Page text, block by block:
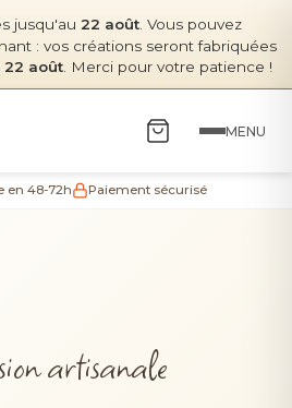
jusqu'au 22 août . Vous pouvez
: vos créations seront fabriquées
22 août . Merci pour votre patience !
MENU
en 48-72h Paiement sécurisé
artisanale